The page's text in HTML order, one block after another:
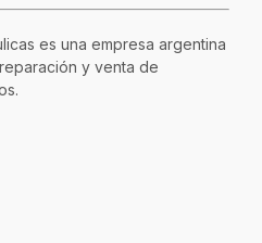
es una empresa argentina
y venta de